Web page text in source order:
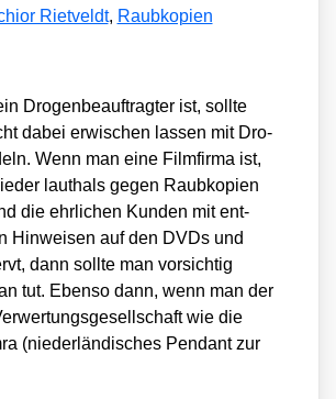
Rietveldt, Raubkopien
Dro­gen­be­auf­trag­ter ist, soll­te
dabei erwi­schen las­sen mit Dro­
Wenn man eine Film­fir­ma ist,
laut­hals gegen Raub­ko­pien
die ehr­li­chen Kun­den mit ent­
Hin­wei­sen auf den DVDs und
dann soll­te man vor­sich­tig
tut. Eben­so dann, wenn man der
wie die
(nie­der­län­di­sches Pen­dant zur